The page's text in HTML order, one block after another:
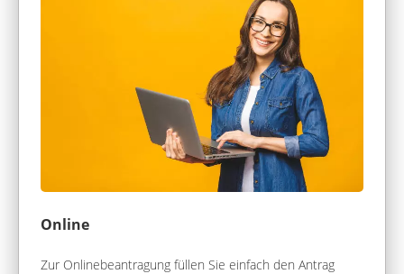
Online
Zur Onlinebeantragung füllen Sie einfach den Antrag